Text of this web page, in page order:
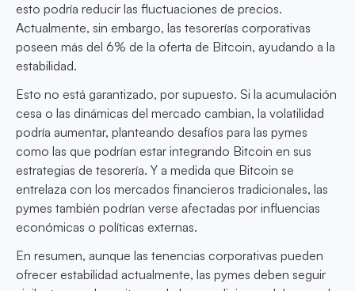
esto podría reducir las fluctuaciones de precios.
Actualmente, sin embargo, las tesorerías corporativas
poseen más del 6% de la oferta de Bitcoin, ayudando a la
estabilidad.
Esto no está garantizado, por supuesto. Si la acumulación
cesa o las dinámicas del mercado cambian, la volatilidad
podría aumentar, planteando desafíos para las pymes
como las que podrían estar integrando Bitcoin en sus
estrategias de tesorería. Y a medida que Bitcoin se
entrelaza con los mercados financieros tradicionales, las
pymes también podrían verse afectadas por influencias
económicas o políticas externas.
En resumen, aunque las tenencias corporativas pueden
ofrecer estabilidad actualmente, las pymes deben seguir